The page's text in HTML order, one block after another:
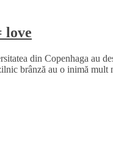
love
din Copenhaga au
brânză au o inimă mult